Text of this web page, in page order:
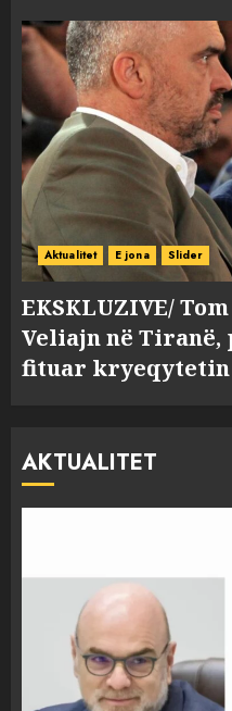
Aktualitet E jona Slider
EKSKLUZIVE/
Veliajn në Tiranë,
fituar kryeqytetin
AKTUALITET